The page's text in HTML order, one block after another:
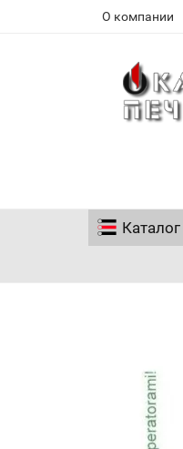
О компании
Каталог